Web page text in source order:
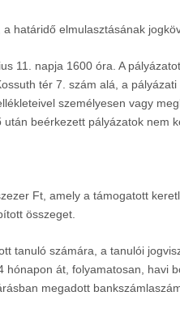
határidő elmulasztásának
11. napja 1600óra. A
tér 7. szám alá, a
személyesen vagy
beérkezett pályázatok nem
Ft, amely a támogatott
összeget.
tanuló számára, a tanulói
hónapon át, folyamatosan, havi
megadott